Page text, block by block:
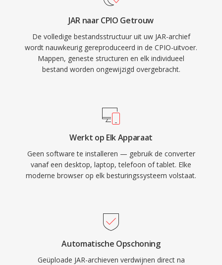
JAR naar CPIO Getrouw
De volledige bestandsstructuur uit uw JAR-archief
wordt nauwkeurig gereproduceerd in de CPIO-uitvoer.
Mappen, geneste structuren en elk individueel
bestand worden ongewijzigd overgebracht.
Werkt op Elk Apparaat
Geen software te installeren — gebruik de converter
vanaf een desktop, laptop, telefoon of tablet. Elke
moderne browser op elk besturingssysteem volstaat.
Automatische Opschoning
Geüploade JAR-archieven verdwijnen direct na